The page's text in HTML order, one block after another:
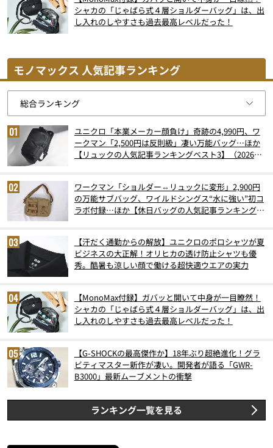
シャカの「じゃばら式４層ショルダーバッグ」は、出
し入れのしやすさも過去最高レベルだった！
モノマックス 人気記事ランキング
ユニクロ「本業メーカー顔負け」奇跡の4,990円、ワ
ークマン「2,500円は反則級」凄い万能バッグ…ほか
【リュックの人気記事ランキングベスト3】（2026年
ワークマン「ショルダー⇔リュックに変形」2,900円
の万能サブバッグ、ワイルドシングス“水に強い”初コ
ラボ付録…ほか【休日バッグの人気記事ランキングベ
【汗だく通勤からの解放】ユニクロのポロシャツが夏
ビジネスの大正解！オリヒカの透け防止シャツも優
秀。酷暑も涼しい顔で働ける超快適ウエアの実力
【MonoMax付録】ガバッと開いて中身が一目瞭然！
シャカの「じゃばら式４層ショルダーバッグ」は、出
し入れのしやすさも過去最高レベルだった！
【G-SHOCKの最高傑作か】18年ぶり超絶進化！グラ
ビティマスター新作が凄い。開発者が語る「GWR-
B3000」最新ムーブメントの衝撃
ランキング一覧を見る